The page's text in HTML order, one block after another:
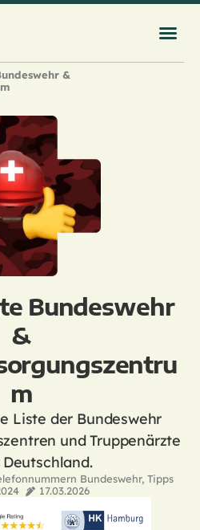
&
Bundeswehr
&
m
Liste der Bundeswehr
und Truppenärzte
Bundeswehr, Tipps
17.03.2026